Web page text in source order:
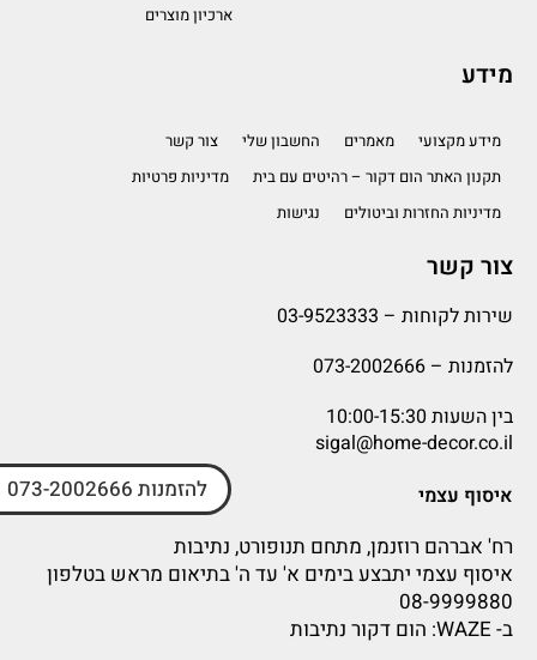
להזמנות 073-2002666
ארכיון מוצרים
מידע
מידע מקצועי מאמרים החשבון שלי
צור קשר
תקנון האתר הום דקור – רהיטים עם בית
מדיניות פרטיות
מדיניות החזרות וביטולים
נגישות
צור קשר
שירות לקוחות – 03-9523333
להזמנות – 073-2002666
בין השעות 10:00-15:30
sigal@home-decor.co.il
איסוף עצמי
רח' אברהם רוזנמן, מתחם תנופורט, נתיבות
איסוף עצמי יתבצע בימים א' עד ה' בתיאום מראש בטלפון
08-9999880
ב- WAZE: הום דקור נתיבות